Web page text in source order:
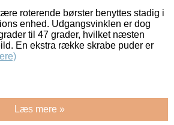
roterende børster benyttes stadig i
enhed. Udgangsvinklen er dog
til 47 grader, hvilket næsten
En ekstra række skrabe puder er
Læs mere »